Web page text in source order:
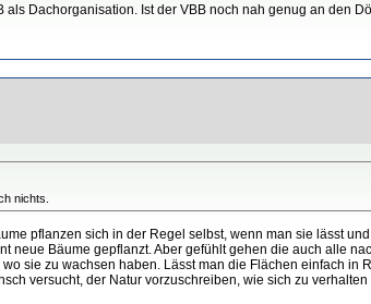
als Dachorganisation. Ist der VBB noch nah genug an den
nichts.
pflanzen sich in der Regel selbst, wenn man sie lässt
neue Bäume gepflanzt. Aber gefühlt gehen die auch alle
sie zu wachsen haben. Lässt man die Flächen einfach
versucht, der Natur vorzuschreiben, wie sich zu